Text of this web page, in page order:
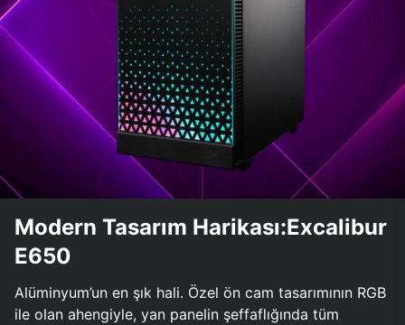
Modern Tasarım Harikası:Excalibur
E650
Alüminyum’un en şık hali. Özel ön cam tasarımının RGB
ile olan ahengiyle, yan panelin şeffaflığında tüm